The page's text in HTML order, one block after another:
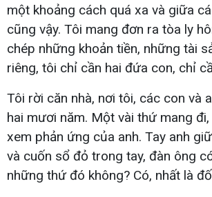
một khoảng cách quá xa và giữa
cũng vậy. Tôi mang đơn ra tòa ly
chép những khoản tiền, những tài
riêng, tôi chỉ cần hai đứa con, chỉ
Tôi rời căn nhà, nơi tôi, các con và
hai mươi năm. Một vài thứ mang
xem phản ứng của anh. Tay anh
và cuốn sổ đỏ trong tay, đàn ông
những thứ đó không? Có, nhất là